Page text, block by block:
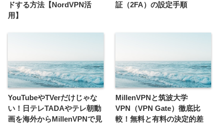
ドする方法【NordVPN活
用】
証（2FA）の設定手順
YouTubeやTVerだけじゃな
い！日テレTADAやテレ朝動
画を海外からMillenVPNで見
MillenVPNと筑波大学
VPN（VPN Gate）徹底比
較！無料と有料の決定的差